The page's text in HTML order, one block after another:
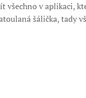
všechno v aplikaci,
šálička, tady